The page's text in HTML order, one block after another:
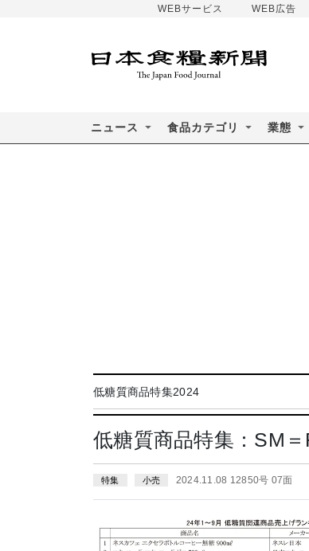
WEBサービス WEB広告
ニュース 食品カテゴリ 業態
低糖質商品特集2024
低糖質商品特集：SM
特集 小売 2024.11.08 12850号 07面